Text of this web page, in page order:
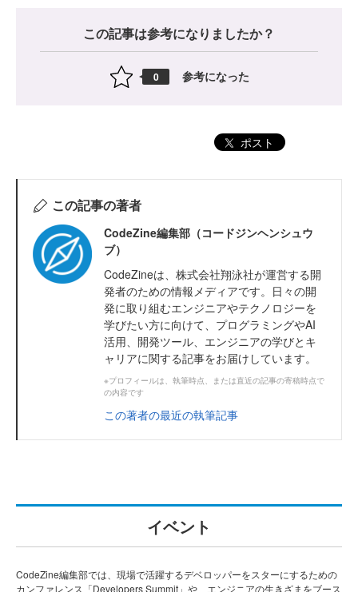
この記事は参考になりましたか？
0 参考になった
ポスト
この記事の著者
CodeZine編集部（コードジンヘンシュウ
ブ）
CodeZineは、株式会社翔泳社が運営する開
発者のための情報メディアです。日々の開
発に取り組むエンジニアやテクノロジーを
学びたい方に向けて、プログラミングやAI
活用、開発ツール、エンジニアの学びとキ
ャリアに関する記事をお届けしています。
※プロフィールは、執筆時点、または直近の記事の寄稿時点で
の内容です
この著者の最近の執筆記事
イベント
CodeZine編集部では、現場で活躍するデベロッパーをスターにするための
カンファレンス「Developers Summit」や、エンジニアの生きざまをブース